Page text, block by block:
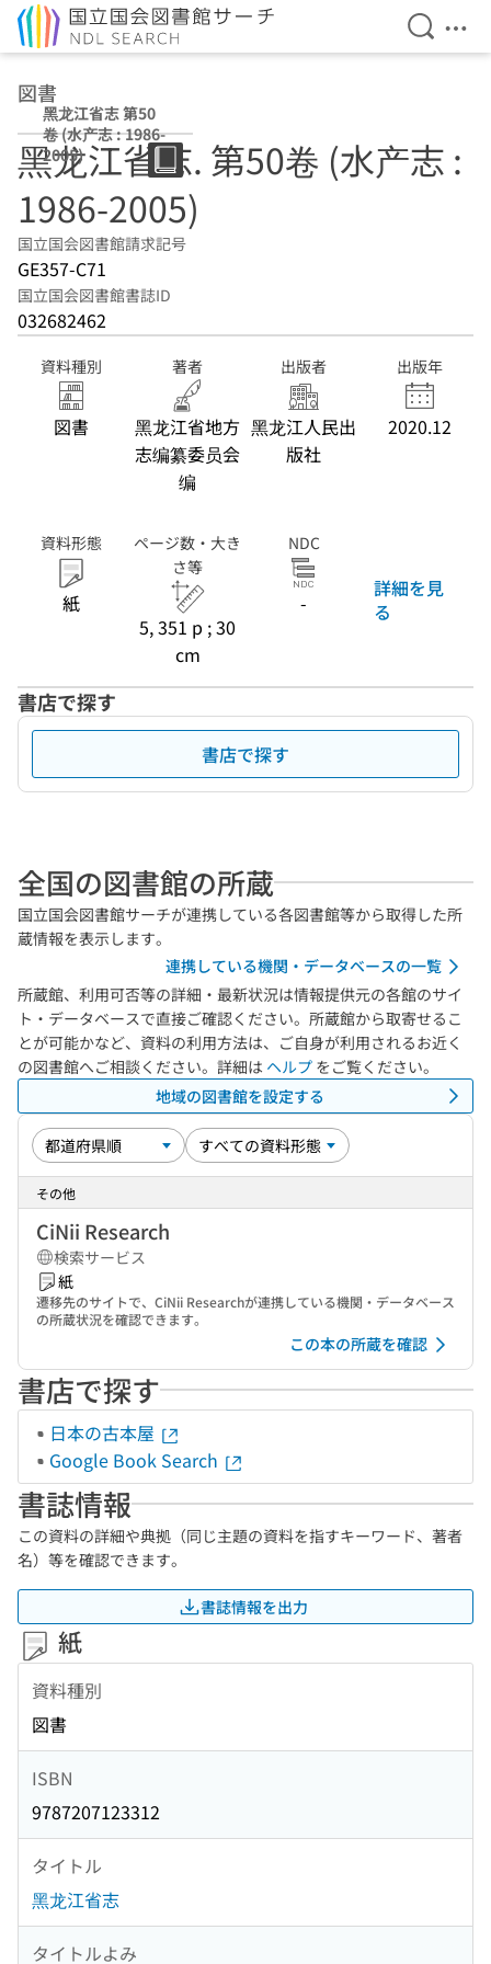
検索を
メ
図書
黑龙江省志 第50
卷 (水产志 : 1986-
2005)
黑龙江省志. 第50卷 (水产志 :
1986-2005)
国立国会図書館請求記号
GE357-C71
国立国会図書館書誌ID
032682462
資料種別
図書
著者
黑龙江省地方
志编纂委员会
编
出版者
黑龙江人民出
版社
出版年
2020.12
資料形態
紙
ページ数・大き
さ等
5, 351 p ; 30
cm
NDC
-
詳細を見
る
書店で探す
書店で探す
全国の図書館の所蔵
国立国会図書館サーチが連携している各図書館等から取得した所
蔵情報を表示します。
連携している機関・データベースの一覧
所蔵館、利用可否等の詳細・最新状況は情報提供元の各館のサイ
ト・データベースで直接ご確認ください。所蔵館から取寄せるこ
とが可能かなど、資料の利用方法は、ご自身が利用されるお近く
の図書館へご相談ください。詳細は ヘルプ をご覧ください。
地域の図書館を設定する
その他
CiNii Research
検索サービス
紙
遷移先のサイトで、CiNii Researchが連携している機関・データベース
の所蔵状況を確認できます。
この本の所蔵を確認
書店で探す
日本の古本屋
Google Book Search
書誌情報
この資料の詳細や典拠（同じ主題の資料を指すキーワード、著者
名）等を確認できます。
書誌情報を出力
紙
資料種別
図書
ISBN
9787207123312
タイトル
黑龙江省志
タイトルよみ